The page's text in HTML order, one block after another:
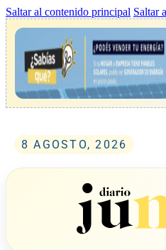
Saltar al contenido principal Saltar
8 AGOSTO, 2026